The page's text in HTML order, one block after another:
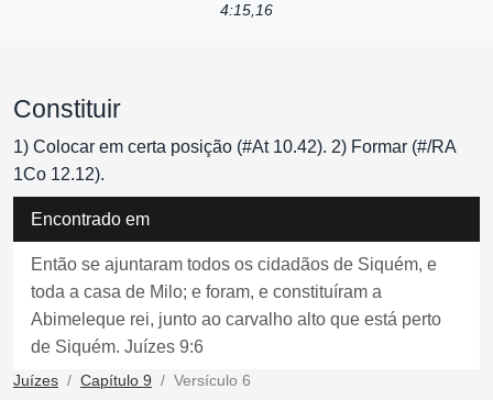
4:15,16
Constituir
1) Colocar em certa posição (#At 10.42). 2) Formar (#/RA
1Co 12.12).
Encontrado em
Então se ajuntaram todos os cidadãos de Siquém, e
toda a casa de Milo; e foram, e constituíram a
Abimeleque rei, junto ao carvalho alto que está perto
de Siquém. Juízes 9:6
Juízes Capítulo 9 Versículo 6